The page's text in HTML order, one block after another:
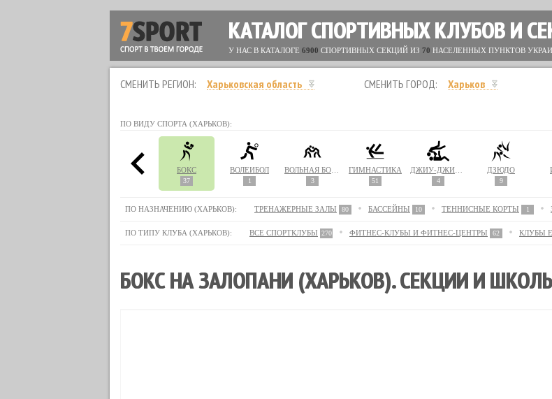
КАТАЛОГ СПОРТИВНЫХ КЛУБОВ И
У НАС В КАТАЛОГЕ 6900 СПОРТИВНЫХ СЕКЦИЙ ИЗ 70 НАСЕЛЕННЫХ ПУНКТОВ
СМЕНИТЬ РЕГИОН: Харьковская область СМЕНИТЬ ГОРОД: Харьков
ПО ВИДУ СПОРТА (ХАРЬКОВ):
БИЛЬЯРД БОКС
37
ВОЛЕЙБОЛ
1 3
ГИМНАСТИКА
51 4
ДЗЮДО
9
ПО НАЗНАЧЕНИЮ (ХАРЬКОВ): ТРЕНАЖЕРНЫЕ ЗАЛЫ 80 БАССЕЙНЫ 10 ТЕННИСНЫЕ КОРТЫ 1
ПО ТИПУ КЛУБА (ХАРЬКОВ): ВСЕ СПОРТКЛУБЫ 270 ФИТНЕС-КЛУБЫ И ФИТНЕС-ЦЕНТРЫ 62 КЛУБЫ
БОКС НА ЗАЛОПАНИ (ХАРЬКОВ). СЕКЦИИ И